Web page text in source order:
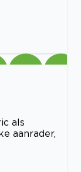
als
aanrader,